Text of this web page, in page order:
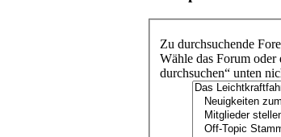
Zu durchsuchende
Wähle das Forum
durchsuchen“ unten